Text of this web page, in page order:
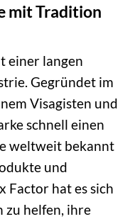
mit Tradition
einer langen
Gegründet im
Visagisten und
schnell einen
weltweit bekannt
und
Factor hat es sich
zu helfen, ihre